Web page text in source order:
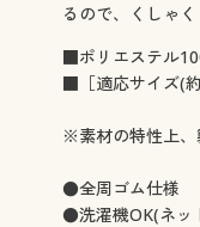
るので、くしゃ
■ポリエステル
■［適応サイズ(
※素材の特性上、
●全周ゴム仕様
●洗濯機OK(ネッ